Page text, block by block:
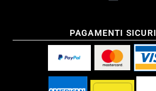
PAGAMENTI SICURI